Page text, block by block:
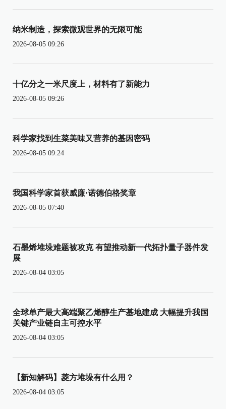
纳米制造，探索微观世界的无限可能
2026-08-05 09:26
十亿分之一米尺度上，材料有了新能力
2026-08-05 09:26
科学家找到生菜美味又营养的基因密码
2026-08-05 09:24
我国科学家首获威廉·诺德伯格奖章
2026-08-05 07:40
石墨烯堆垛难题被攻克 有望推动新一代拓扑量子器件发
展
2026-08-04 03:05
全球单产最大高端聚乙烯醇生产基地建成 大幅提升我国
关键产业链自主可控水平
2026-08-04 03:05
【新知解码】菱方堆垛有什么用？
2026-08-04 03:05